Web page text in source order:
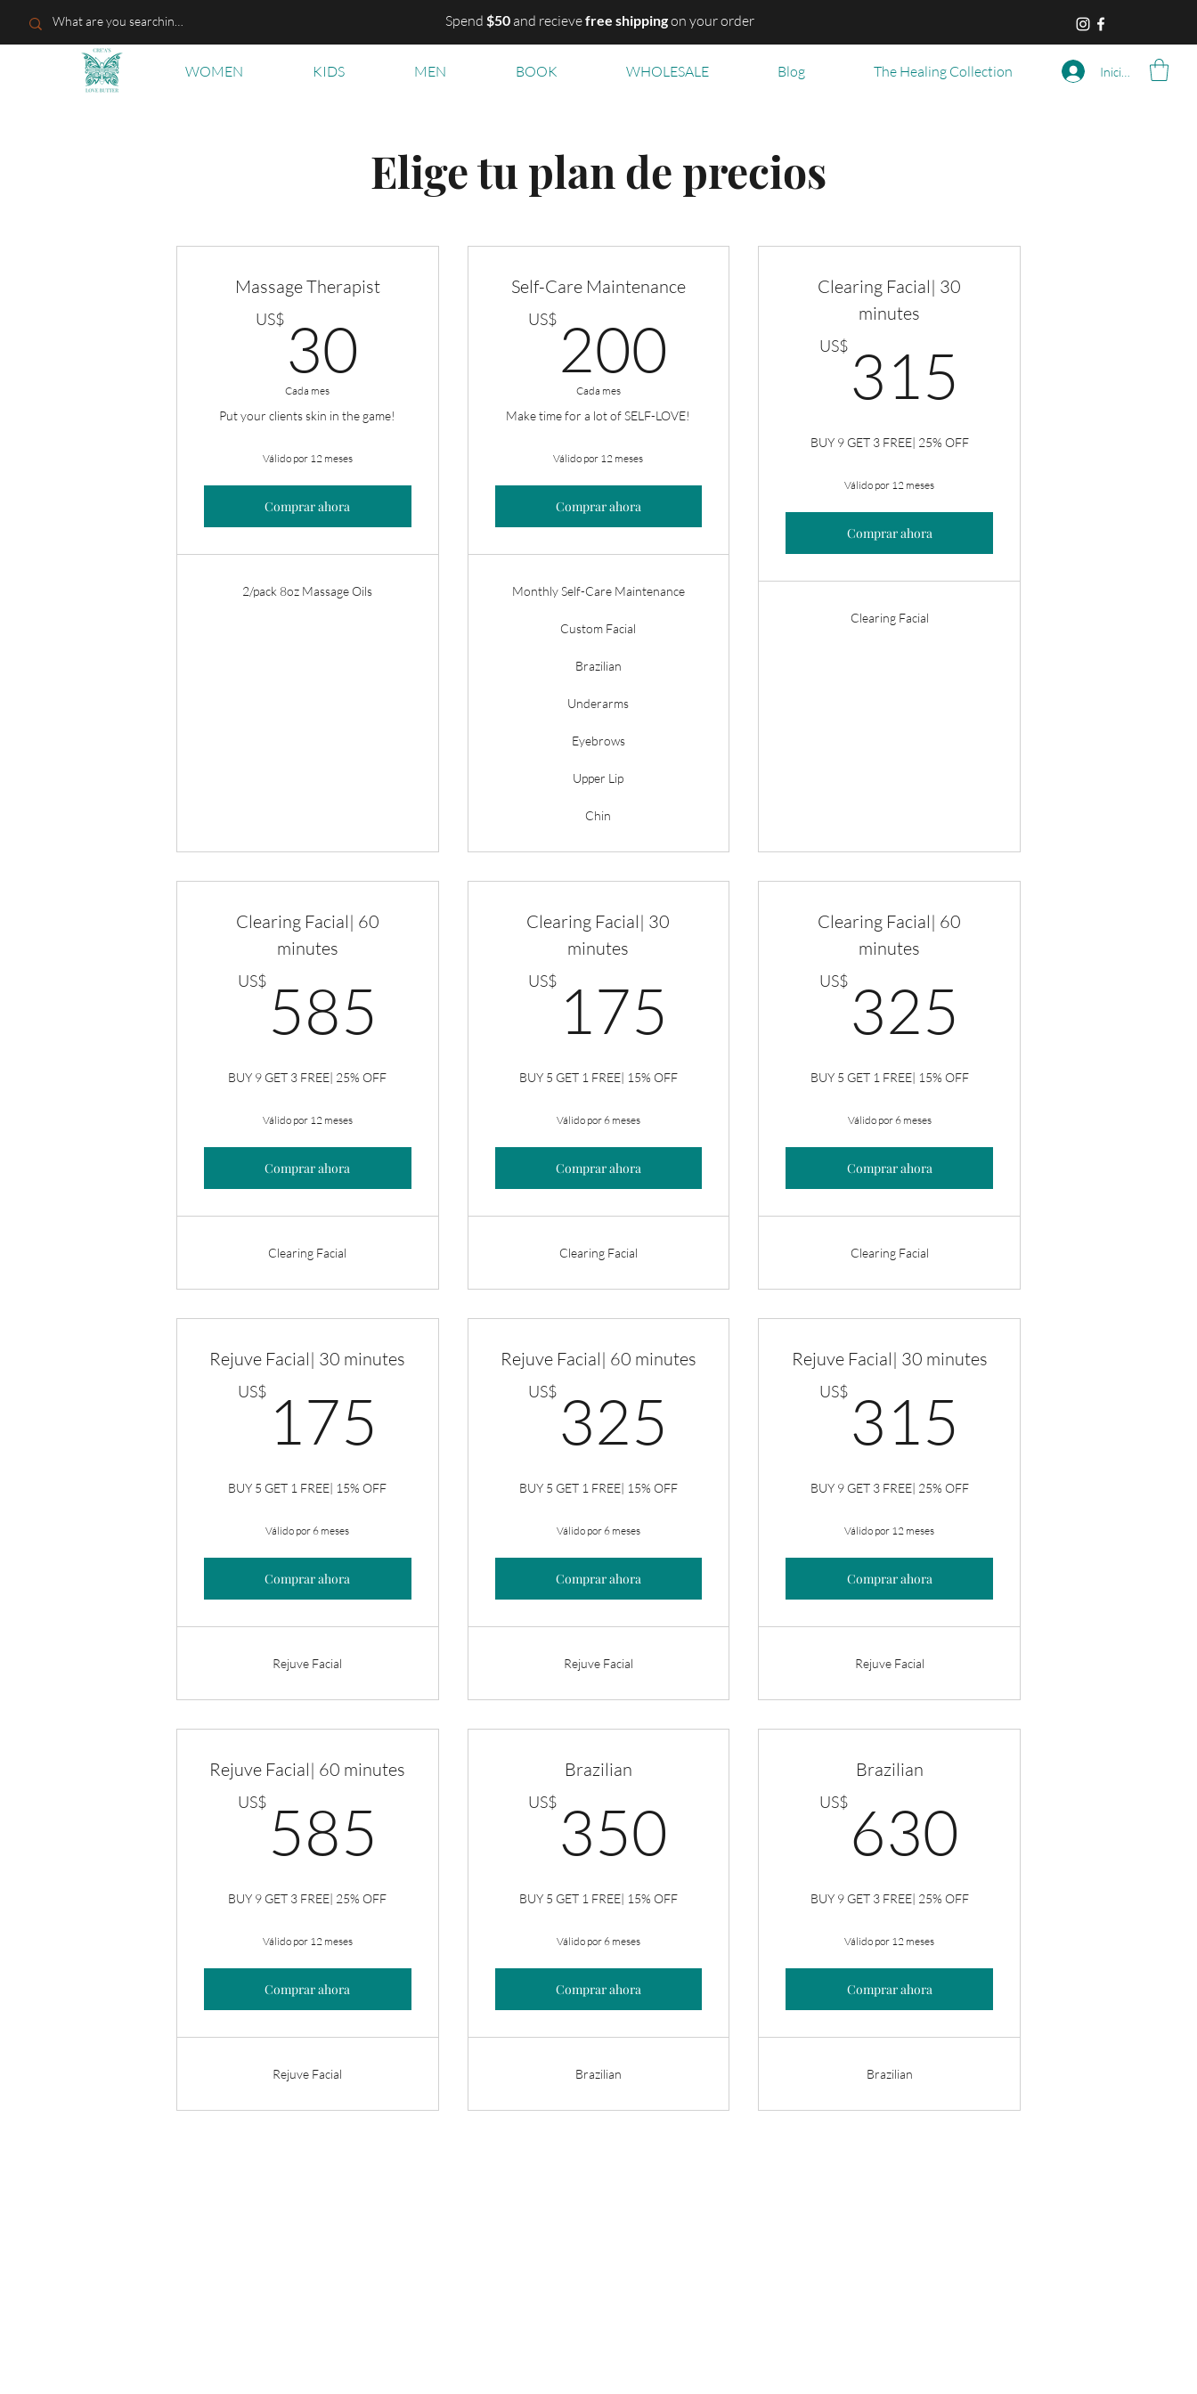
Spend $50and recievefree shippingon your order
WOMEN KIDS MEN BOOK WHOLESALE Blog The Healing Collection Iniciar sesión
Elige tu plan de precios
Massage Therapist
US$ 30 30US$
Cada mes
Put your clients skin in the game!
Válido por 12 meses
Comprar ahora
2/pack 8oz Massage Oils
Self-Care Maintenance
US$ 200 200US$
Cada mes
Make time for a lot of SELF-LOVE!
Válido por 12 meses
Comprar ahora
Monthly Self-Care Maintenance
Custom Facial
Brazilian
Underarms
Eyebrows
Upper Lip
Chin
Clearing Facial| 30
minutes
US$ 315
BUY 9 GET 3 FREE| 25% OFF
Válido por 12 meses
Comprar ahora
Clearing Facial
Clearing Facial| 60
minutes
US$ 585 585US$
BUY 9 GET 3 FREE| 25% OFF
Válido por 12 meses
Comprar ahora
Clearing Facial
Clearing Facial| 30
minutes
US$ 175 175US$
BUY 5 GET 1 FREE| 15% OFF
Válido por 6 meses
Comprar ahora
Clearing Facial
Clearing Facial| 60
minutes
US$ 325
BUY 5 GET 1 FREE| 15% OFF
Válido por 6 meses
Comprar ahora
Clearing Facial
Rejuve Facial| 30 minutes
US$ 175 175US$
BUY 5 GET 1 FREE| 15% OFF
Válido por 6 meses
Comprar ahora
Rejuve Facial
Rejuve Facial| 60 minutes
US$ 325 325US$
BUY 5 GET 1 FREE| 15% OFF
Válido por 6 meses
Comprar ahora
Rejuve Facial
Rejuve Facial| 30 minutes
US$ 315
BUY 9 GET 3 FREE| 25% OFF
Válido por 12 meses
Comprar ahora
Rejuve Facial
Rejuve Facial| 60 minutes
US$ 585 585US$
BUY 9 GET 3 FREE| 25% OFF
Válido por 12 meses
Comprar ahora
Rejuve Facial
Brazilian
US$ 350 350US$
BUY 5 GET 1 FREE| 15% OFF
Válido por 6 meses
Comprar ahora
Brazilian
Brazilian
US$ 630
BUY 9 GET 3 FREE| 25% OFF
Válido por 12 meses
Comprar ahora
Brazilian